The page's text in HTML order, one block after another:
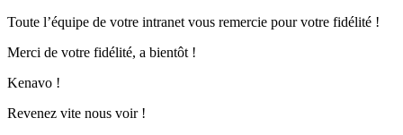
Toute l’équipe de votre intranet vous remercie pour votre fidélité !
Merci de votre fidélité, a bientôt !
Kenavo !
Revenez vite nous voir !